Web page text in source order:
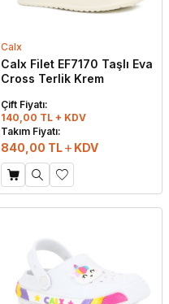
Calx
Calx Filet EF7170 Taşlı Eva
Cross Terlik Krem
Çift Fiyatı:
140,00 TL + KDV
Takım Fiyatı:
840,00 TL KDV